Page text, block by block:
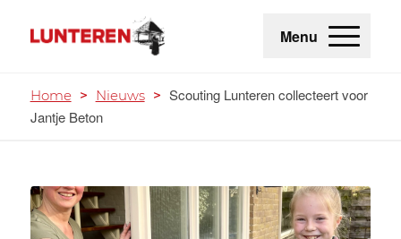
Menu
Home > Nieuws > Scouting Lunteren collecteert voor
Jantje Beton